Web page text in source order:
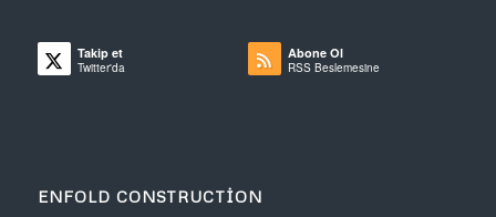
Takip et
Twitter'da
Abone Ol
RSS Beslemesine
ENFOLD CONSTRUCTION